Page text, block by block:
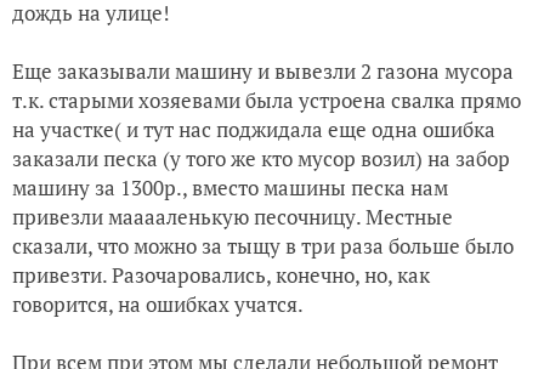
дождь на улице!
Еще заказывали машину и вывезли 2 газона мусора
т.к. старыми хозяевами была устроена свалка прямо
на участке( и тут нас поджидала еще одна ошибка
заказали песка (у того же кто мусор возил) на забор
машину за 1300р., вместо машины песка нам
привезли мааааленькую песочницу. Местные
сказали, что можно за тыщу в три раза больше было
привезти. Разочаровались, конечно, но, как
говорится, на ошибках учатся.
При всем при этом мы сделали небольшой ремонт